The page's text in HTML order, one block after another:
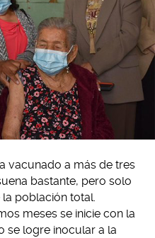
vacunado a más de tres
bastante, pero solo
población total.
meses se inicie con la
se logre inocular a la